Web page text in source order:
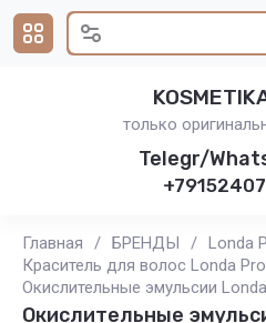
только
Telegr/
Главная / БРЕНДЫ / Londa
Краситель для волос Londa
Окислительные эмульсии
Окислительные